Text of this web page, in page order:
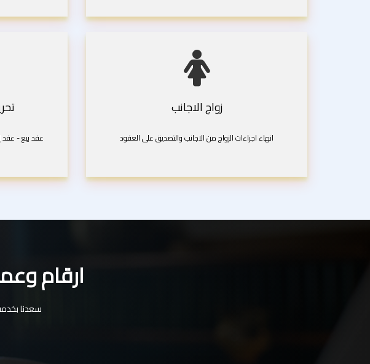
زواج الاجانب
انهاء اجراءات الزواج من الاجانب والتصديق على العقود عقد بيع - عقد
ارقام
سعدنا